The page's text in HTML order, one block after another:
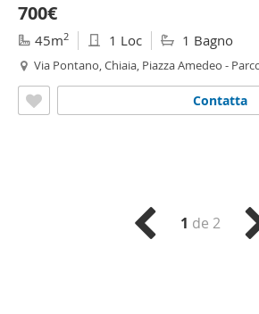
700€
45m2 1 Loc 1 Bagno
Via Pontano, Chiaia, Piazza Amedeo -
Contatta
1 de 2